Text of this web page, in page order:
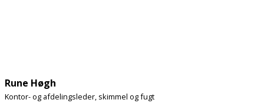
Rune Høgh
Kontor- og afdelingsleder, skimmel og fugt